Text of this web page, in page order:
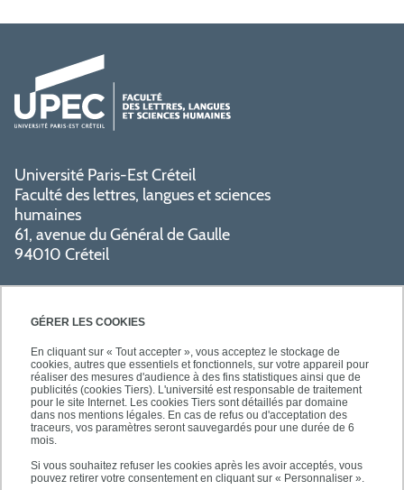
GÉRER LES COOKIES
En cliquant sur « Tout accepter », vous acceptez le stockage de
cookies, autres que essentiels et fonctionnels, sur votre appareil pour
réaliser des mesures d'audience à des fins statistiques ainsi que de
publicités (cookies Tiers). L'université est responsable de traitement
pour le site Internet. Les cookies Tiers sont détaillés par domaine
dans nos mentions légales. En cas de refus ou d'acceptation des
traceurs, vos paramètres seront sauvegardés pour une durée de 6
mois.
Si vous souhaitez refuser les cookies après les avoir acceptés, vous
pouvez retirer votre consentement en cliquant sur « Personnaliser ».
Université Paris-Est Créteil
Faculté des lettres, langues et sciences
humaines
61, avenue du Général de Gaulle
94010 Créteil
PRATIQUE
NOS FORMATIONS